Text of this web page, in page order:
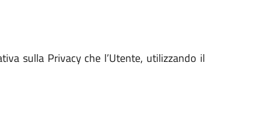
sulla Privacy che l’Utente, utilizzando il